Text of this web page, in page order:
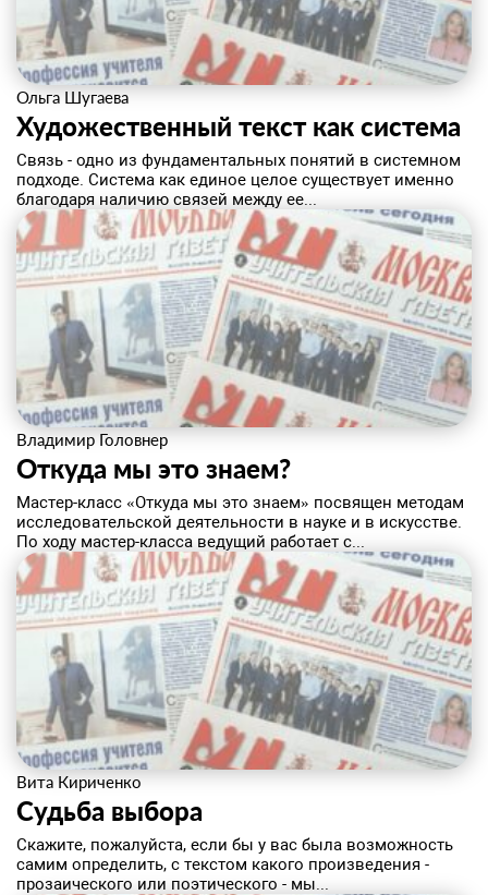
Ольга Шугаева
Художественный текст как система
​Связь - одно из фундаментальных понятий в системном
подходе. Система как единое целое существует именно
благодаря наличию связей между ее...
Владимир Головнер
Откуда мы это знаем?
Мастер-класс «Откуда мы это знаем» посвящен методам
исследовательской деятельности в науке и в искусстве.
По ходу мастер-класса ведущий работает с...
Вита Кириченко
Судьба выбора
​Скажите, пожалуйста, если бы у вас была возможность
самим определить, с текстом какого произведения -
прозаического или поэтического - мы...